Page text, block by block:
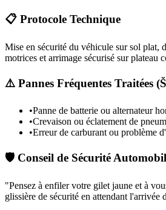
📋 Protocole Technique
Mise en sécurité du véhicule sur sol plat,
motrices et arrimage sécurisé sur plateau
⚠️ Pannes Fréquentes Traitées (
•Panne de batterie ou alternateur
•Crevaison ou éclatement de
•Erreur de carburant ou problème
🛡️ Conseil de Sécurité
"Pensez à enfiler votre gilet jaune et à
glissière de sécurité en attendant l'arrivée